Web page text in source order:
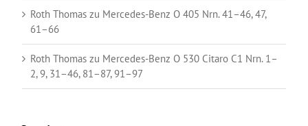
Roth Thomas zu Mercedes-Benz O 405 Nrn. 41–46, 47,
61–66
Roth Thomas zu Mercedes-Benz O 530 Citaro C1 Nrn. 1–
2, 9, 31–46, 81–87, 91–97